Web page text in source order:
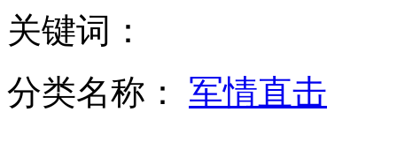
夫妻开宝马伤4人 称"政府里有人"
关键词：
分类名称： 军情直击